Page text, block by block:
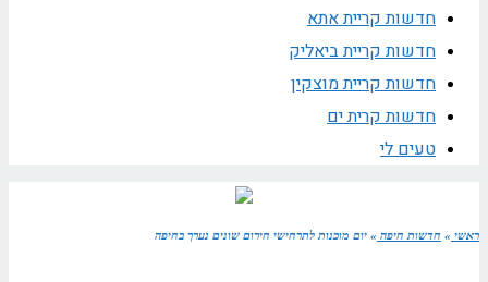
חדשות קריית אתא
חדשות קריית ביאליק
חדשות קריית מוצקין
חדשות קרית ים
טעים לי
ראשי » חדשות חיפה » יום מוכנות לתרחישי חירום שונים נערך בחיפה